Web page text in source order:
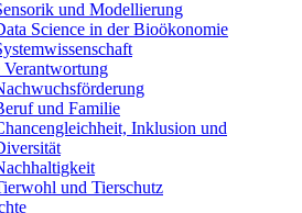
und Modellierung
Science in der Bioökonomie
Verantwortung
und Familie
Inklusion und
und Tierschutz